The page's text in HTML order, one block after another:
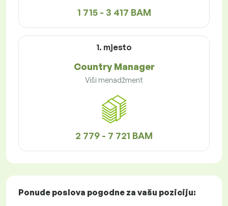
1 715 - 3 417 BAM
1. mjesto
Country Manager
Viši menadžment
2 779 - 7 721 BAM
Ponude poslova pogodne za vašu poziciju: